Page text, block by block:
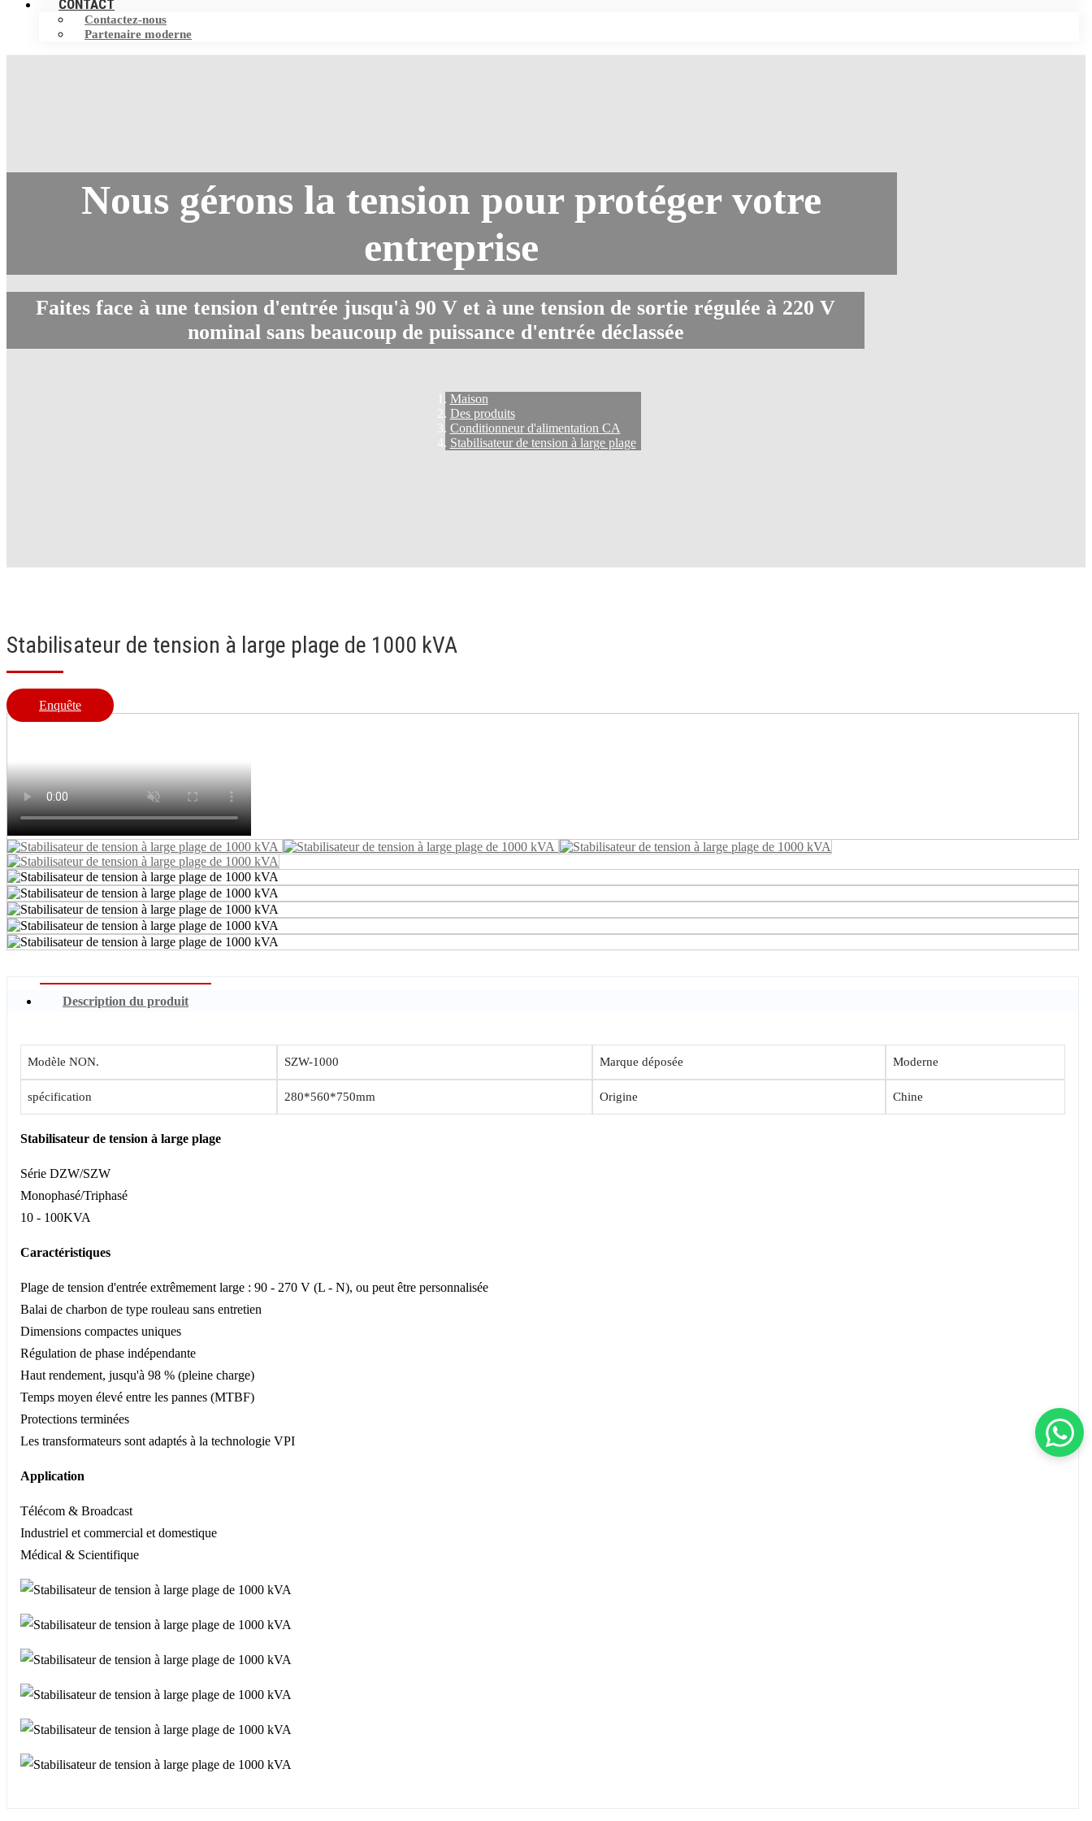
CONTACT
Contactez-nous
Partenaire moderne
Nous gérons la tension pour protéger votre
entreprise
Faites face à une tension d'entrée jusqu'à 90 V et à une tension de sortie régulée à 220 V
nominal sans beaucoup de puissance d'entrée déclassée
Maison
Des produits
Conditionneur d'alimentation CA
Stabilisateur de tension à large plage
Stabilisateur de tension à large plage de 1000 kVA
Enquête
Description du produit
Modèle NON. SZW-1000 Marque déposée Moderne
spécification 280*560*750mm Origine Chine
Stabilisateur de tension à large plage
Série DZW/SZW
Monophasé/Triphasé
10 - 100KVA
Caractéristiques
Plage de tension d'entrée extrêmement large : 90 - 270 V (L - N), ou peut être personnalisée
Balai de charbon de type rouleau sans entretien
Dimensions compactes uniques
Régulation de phase indépendante
Haut rendement, jusqu'à 98 % (pleine charge)
Temps moyen élevé entre les pannes (MTBF)
Protections terminées
Les transformateurs sont adaptés à la technologie VPI
Application
Télécom & Broadcast
Industriel et commercial et domestique
Médical & Scientifique